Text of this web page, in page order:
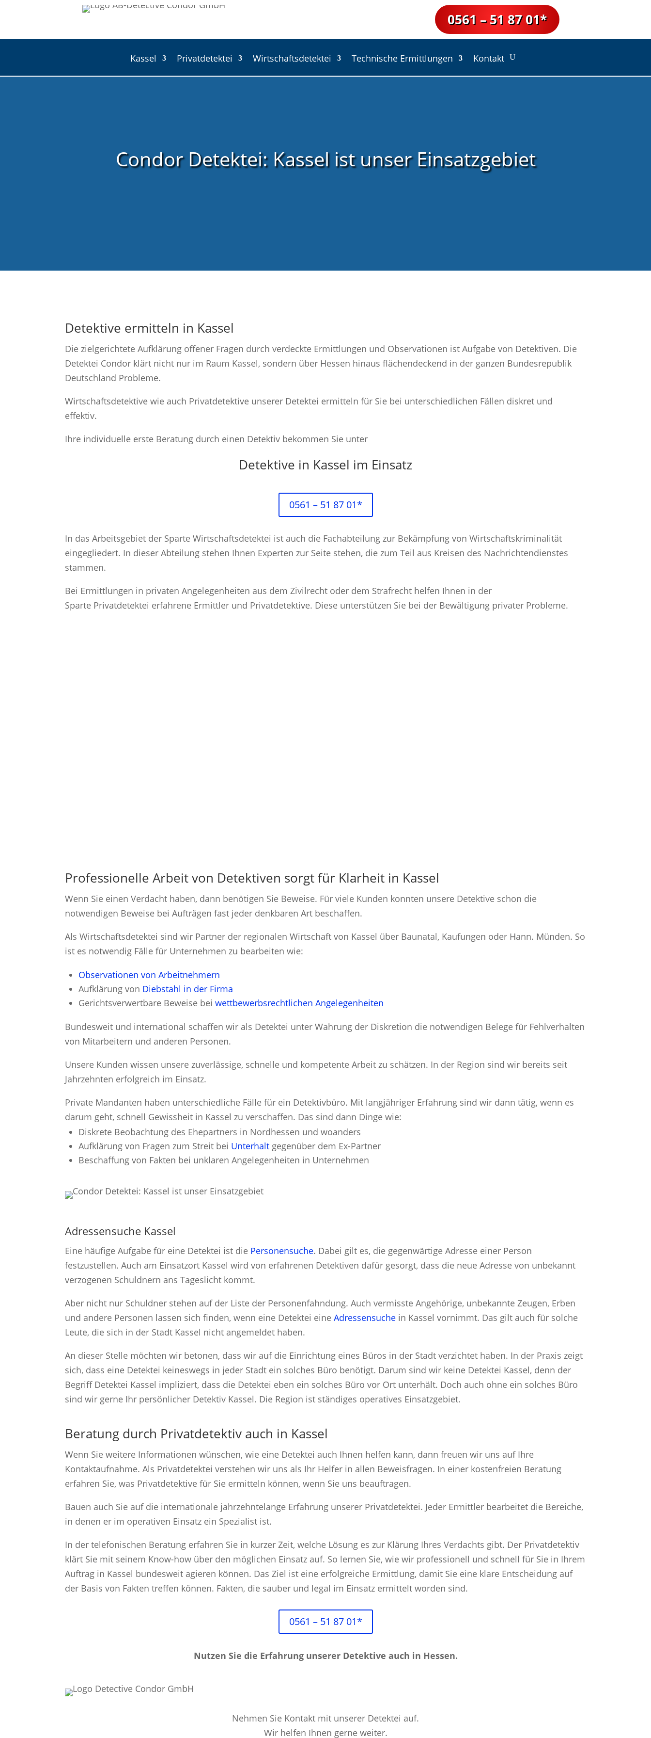
0561 – 51 87 01*
Kassel Privatdetektei Wirtschaftsdetektei Technische Ermittlungen Kontakt
Condor Detektei: Kassel ist unser Einsatzgebiet
Detektive ermitteln in Kassel
Die zielgerichtete Aufklärung offener Fragen durch verdeckte Ermittlungen und Observationen ist Aufgabe von Detektiven. Die
Detektei Condor klärt nicht nur im Raum Kassel, sondern über Hessen hinaus flächendeckend in der ganzen Bundesrepublik
Deutschland Probleme.
Wirtschaftsdetektive wie auch Privatdetektive unserer Detektei ermitteln für Sie bei unterschiedlichen Fällen diskret und
effektiv.
Ihre individuelle erste Beratung durch einen Detektiv bekommen Sie unter
Detektive in Kassel im Einsatz
0561 – 51 87 01*
In das Arbeitsgebiet der Sparte Wirtschaftsdetektei ist auch die Fachabteilung zur Bekämpfung von Wirtschaftskriminalität
eingegliedert. In dieser Abteilung stehen Ihnen Experten zur Seite stehen, die zum Teil aus Kreisen des Nachrichtendienstes
stammen.
Bei Ermittlungen in privaten Angelegenheiten aus dem Zivilrecht oder dem Strafrecht helfen Ihnen in der
Sparte Privatdetektei erfahrene Ermittler und Privatdetektive. Diese unterstützen Sie bei der Bewältigung privater Probleme.
Professionelle Arbeit von Detektiven sorgt für Klarheit in Kassel
Wenn Sie einen Verdacht haben, dann benötigen Sie Beweise. Für viele Kunden konnten unsere Detektive schon die
notwendigen Beweise bei Aufträgen fast jeder denkbaren Art beschaffen.
Als Wirtschaftsdetektei sind wir Partner der regionalen Wirtschaft von Kassel über Baunatal, Kaufungen oder Hann. Münden. So
ist es notwendig Fälle für Unternehmen zu bearbeiten wie:
Observationen von Arbeitnehmern
Aufklärung von Diebstahl in der Firma
Gerichtsverwertbare Beweise beiwettbewerbsrechtlichen Angelegenheiten
Bundesweit und international schaffen wir als Detektei unter Wahrung der Diskretion die notwendigen Belege für Fehlverhalten
von Mitarbeitern und anderen Personen.
Unsere Kunden wissen unsere zuverlässige, schnelle und kompetente Arbeit zu schätzen. In der Region sind wir bereits seit
Jahrzehnten erfolgreich im Einsatz.
Private Mandanten haben unterschiedliche Fälle für ein Detektivbüro. Mit langjähriger Erfahrung sind wir dann tätig, wenn es
darum geht, schnell Gewissheit in Kassel zu verschaffen. Das sind dann Dinge wie:
Diskrete Beobachtung des Ehepartners in Nordhessen und woanders
Aufklärung von Fragen zum Streit bei Unterhalt gegenüber dem Ex-Partner
Beschaffung von Fakten bei unklaren Angelegenheiten in Unternehmen
Adressensuche Kassel
Eine häufige Aufgabe für eine Detektei ist die Personensuche. Dabei gilt es, die gegenwärtige Adresse einer Person
festzustellen. Auch am Einsatzort Kassel wird von erfahrenen Detektiven dafür gesorgt, dass die neue Adresse von unbekannt
verzogenen Schuldnern ans Tageslicht kommt.
Aber nicht nur Schuldner stehen auf der Liste der Personenfahndung. Auch vermisste Angehörige, unbekannte Zeugen, Erben
und andere Personen lassen sich finden, wenn eine Detektei eineAdressensuche in Kassel vornimmt. Das gilt auch für solche
Leute, die sich in der Stadt Kassel nicht angemeldet haben.
An dieser Stelle möchten wir betonen, dass wir auf die Einrichtung eines Büros in der Stadt verzichtet haben. In der Praxis zeigt
sich, dass eine Detektei keineswegs in jeder Stadt ein solches Büro benötigt. Darum sind wir keine Detektei Kassel, denn der
Begriff Detektei Kassel impliziert, dass die Detektei eben ein solches Büro vor Ort unterhält. Doch auch ohne ein solches Büro
sind wir gerne Ihr persönlicher Detektiv Kassel. Die Region ist ständiges operatives Einsatzgebiet.
Beratung durch Privatdetektiv auch in Kassel
Wenn Sie weitere Informationen wünschen, wie eine Detektei auch Ihnen helfen kann, dann freuen wir uns auf Ihre
Kontaktaufnahme. Als Privatdetektei verstehen wir uns als Ihr Helfer in allen Beweisfragen. In einer kostenfreien Beratung
erfahren Sie, was Privatdetektive für Sie ermitteln können, wenn Sie uns beauftragen.
Bauen auch Sie auf die internationale jahrzehntelange Erfahrung unserer Privatdetektei. Jeder Ermittler bearbeitet die Bereiche,
in denen er im operativen Einsatz ein Spezialist ist.
In der telefonischen Beratung erfahren Sie in kurzer Zeit, welche Lösung es zur Klärung Ihres Verdachts gibt. Der Privatdetektiv
klärt Sie mit seinem Know-how über den möglichen Einsatz auf. So lernen Sie, wie wir professionell und schnell für Sie in Ihrem
Auftrag in Kassel bundesweit agieren können. Das Ziel ist eine erfolgreiche Ermittlung, damit Sie eine klare Entscheidung auf
der Basis von Fakten treffen können. Fakten, die sauber und legal im Einsatz ermittelt worden sind.
0561 – 51 87 01*
Nutzen Sie die Erfahrung unserer Detektive auch in Hessen.
Nehmen Sie Kontakt mit unserer Detektei auf.
Wir helfen Ihnen gerne weiter.